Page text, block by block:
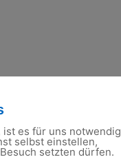
ist es für uns notwendig
selbst einstellen,
setzten dürfen.